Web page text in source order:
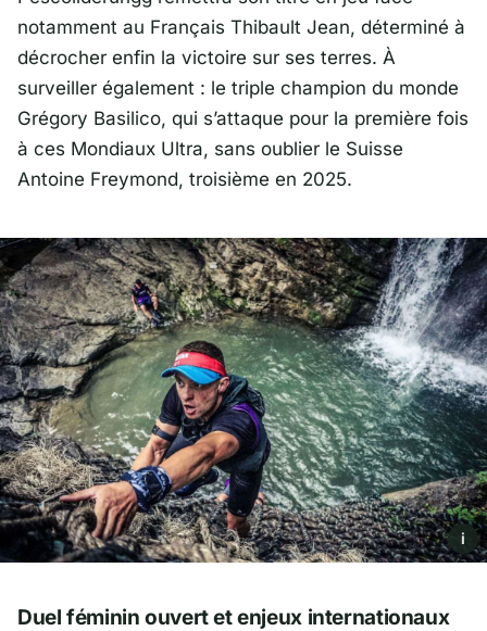
notamment au Français Thibault Jean, déterminé à
décrocher enfin la victoire sur ses terres. À
surveiller également : le triple champion du monde
Grégory Basilico, qui s’attaque pour la première fois
à ces Mondiaux Ultra, sans oublier le Suisse
Antoine Freymond, troisième en 2025.
i
Duel féminin ouvert et enjeux internationaux